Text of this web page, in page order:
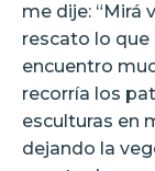
me dije: “Mirá
rescato lo que
encuentro
recorría los
esculturas en
dejando la